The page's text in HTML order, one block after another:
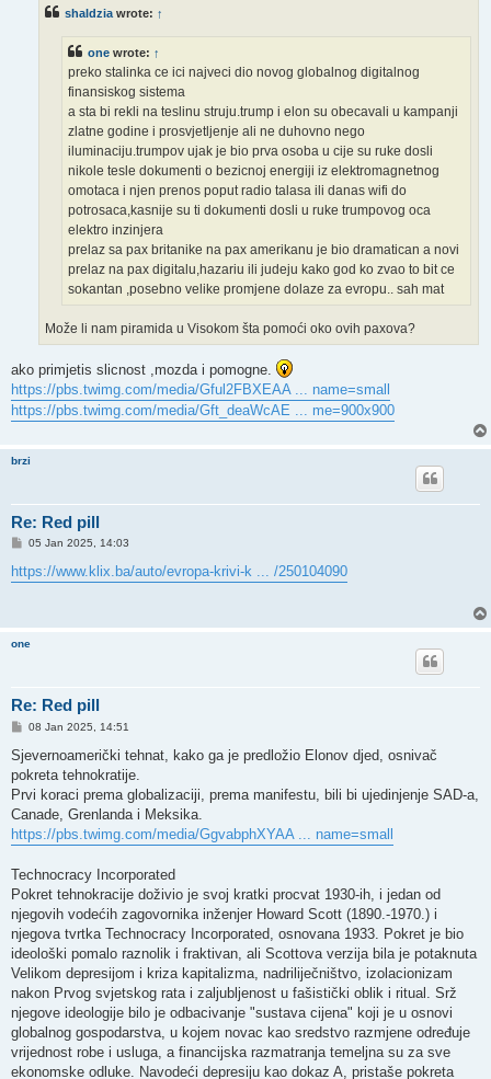
shaldzia wrote: ↑
one wrote: ↑
preko stalinka ce ici najveci dio novog globalnog digitalnog
finansiskog sistema
a sta bi rekli na teslinu struju.trump i elon su obecavali u kampanji
zlatne godine i prosvjetljenje ali ne duhovno nego
iluminaciju.trumpov ujak je bio prva osoba u cije su ruke dosli
nikole tesle dokumenti o bezicnoj energiji iz elektromagnetnog
omotaca i njen prenos poput radio talasa ili danas wifi do
potrosaca,kasnije su ti dokumenti dosli u ruke trumpovog oca
elektro inzinjera
prelaz sa pax britanike na pax amerikanu je bio dramatican a novi
prelaz na pax digitalu,hazariu ili judeju kako god ko zvao to bit ce
sokantan ,posebno velike promjene dolaze za evropu.. sah mat
Može li nam piramida u Visokom šta pomoći oko ovih paxova?
ako primjetis slicnost ,mozda i pomogne.
https://pbs.twimg.com/media/Gful2FBXEAA ... name=small
https://pbs.twimg.com/media/Gft_deaWcAE ... me=900x900
brzi
Re: Red pill
P
s
t
05 Jan 2025, 14:03
https://www.klix.ba/auto/evropa-krivi-k ... /250104090
one
Re: Red pill
P
s
08 Jan 2025, 14:51
Sjevernoamerički tehnat, kako ga je predložio Elonov djed, osnivač
pokreta tehnokratije.
Prvi koraci prema globalizaciji, prema manifestu, bili bi ujedinjenje SAD-a,
Canade, Grenlanda i Meksika.
https://pbs.twimg.com/media/GgvabphXYAA ... name=small
Technocracy Incorporated
Pokret tehnokracije doživio je svoj kratki procvat 1930-ih, i jedan od
njegovih vodećih zagovornika inženjer Howard Scott (1890.-1970.) i
njegova tvrtka Technocracy Incorporated, osnovana 1933. Pokret je bio
ideološki pomalo raznolik i fraktivan, ali Scottova verzija bila je potaknuta
Velikom depresijom i kriza kapitalizma, nadriliječništvo, izolacionizam
nakon Prvog svjetskog rata i zaljubljenost u fašistički oblik i ritual. Srž
njegove ideologije bilo je odbacivanje "sustava cijena" koji je u osnovi
globalnog gospodarstva, u kojem novac kao sredstvo razmjene određuje
vrijednost robe i usluga, a financijska razmatranja temeljna su za sve
ekonomske odluke. Navodeći depresiju kao dokaz A, pristaše pokreta